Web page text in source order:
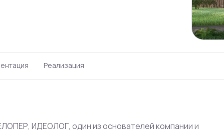
Реализация
ИДЕОЛОГ, один из основателей компании и